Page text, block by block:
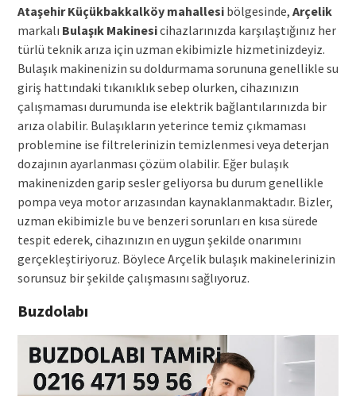
Ataşehir Küçükbakkalköy mahallesibölgesinde, Arçelik
markalı Bulaşık Makinesicihazlarınızda karşılaştığınız her
türlü teknik arıza için uzman ekibimizle hizmetinizdeyiz.
Bulaşık makinenizin su doldurmama sorununa genellikle su
giriş hattındaki tıkanıklık sebep olurken, cihazınızın
çalışmaması durumunda ise elektrik bağlantılarınızda bir
arıza olabilir. Bulaşıkların yeterince temiz çıkmaması
problemine ise filtrelerinizin temizlenmesi veya deterjan
dozajının ayarlanması çözüm olabilir. Eğer bulaşık
makinenizden garip sesler geliyorsa bu durum genellikle
pompa veya motor arızasından kaynaklanmaktadır. Bizler,
uzman ekibimizle bu ve benzeri sorunları en kısa sürede
tespit ederek, cihazınızın en uygun şekilde onarımını
gerçekleştiriyoruz. Böylece Arçelik bulaşık makinelerinizin
sorunsuz bir şekilde çalışmasını sağlıyoruz.
Buzdolabı